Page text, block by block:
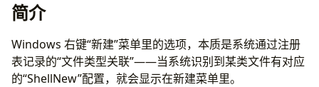
作？
总结
简介
Windows 右键“新建”菜单里的选项，本质是系统通过注册
表记录的“文件类型关联”——当系统识别到某类文件有对应
的“ShellNew”配置，就会显示在新建菜单里。